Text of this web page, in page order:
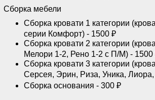
Сборка мебели
Сборка кровати 1 категории
серии Комфорт) - 1500 ₽
Сборка кровати 2 категории
Мелори 1-2, Рено 1-2 с П/М) - 1500
Сборка кровати 3 категории
Серсея, Эрин, Риза, Уника,
Сборка основания - 300 ₽